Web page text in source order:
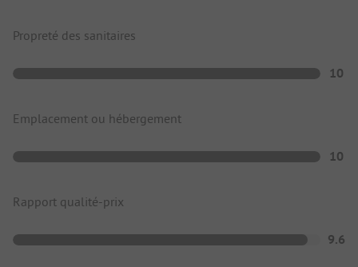
Propreté des sanitaires
10
Emplacement ou hébergement
10
Rapport qualité-prix
9.6